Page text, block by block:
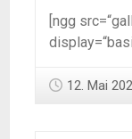
[ngg
12. Mai